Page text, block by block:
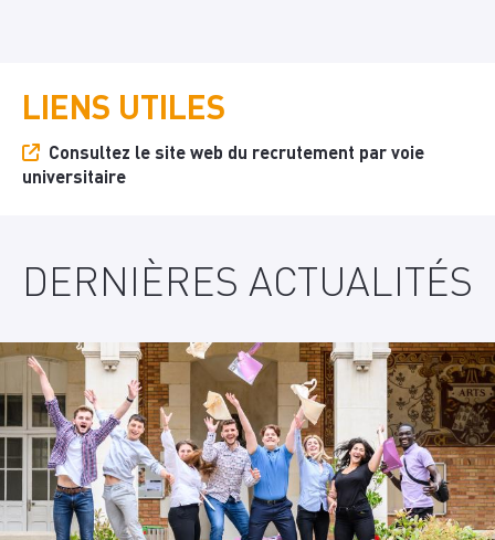
LIENS UTILES
Consultez le site web du recrutement par voie
universitaire
DERNIÈRES ACTUALITÉS